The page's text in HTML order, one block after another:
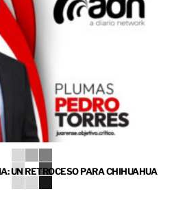
UN RETROCESO PARA CHIHUAHUA